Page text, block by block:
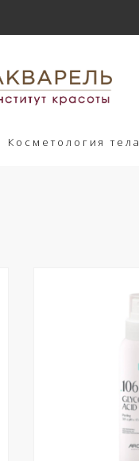
Косметология тела